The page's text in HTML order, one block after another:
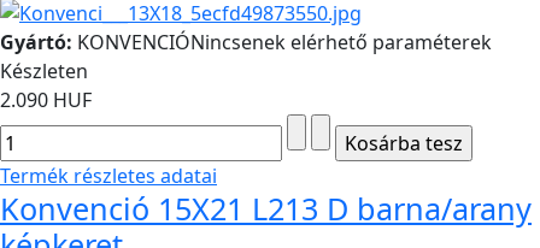
Gyártó: KONVENCIÓNincsenek elérhető paraméterek
Készleten
2.090 HUF
Termék részletes adatai
Konvenció 15X21 L213 D barna/arany